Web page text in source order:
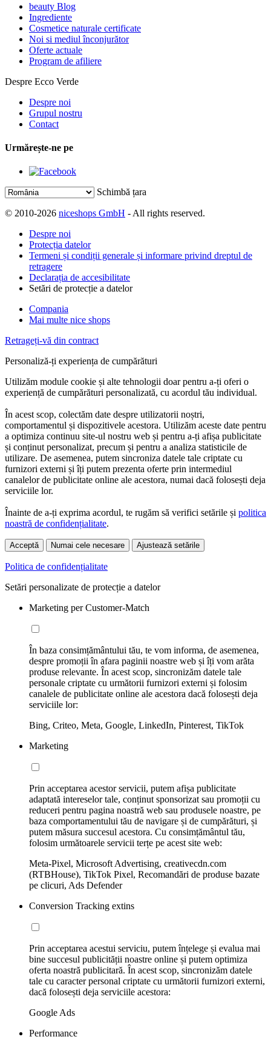
beauty Blog
Ingrediente
Cosmetice naturale certificate
Noi si mediul înconjurător
Oferte actuale
Program de afiliere
Despre Ecco Verde
Despre noi
Grupul nostru
Contact
Urmărește-ne pe
Schimbă țara
© 2010-2026 niceshops GmbH - All rights reserved.
Despre noi
Protecția datelor
Termeni și condiții generale și informare privind dreptul de
retragere
Declarația de accesibilitate
Setări de protecție a datelor
Compania
Mai multe nice shops
Retrageți-vă din contract
Personaliză-ți experiența de cumpărături
Utilizăm module cookie și alte tehnologii doar pentru a-ți oferi o
experiență de cumpărături personalizată, cu acordul tău individual.
În acest scop, colectăm date despre utilizatorii noștri,
comportamentul și dispozitivele acestora. Utilizăm aceste date pentru
a optimiza continuu site-ul nostru web și pentru a-ți afișa publicitate
și conținut personalizat, precum și pentru a analiza statisticile de
utilizare. De asemenea, putem sincroniza datele tale criptate cu
furnizori externi și îți putem prezenta oferte prin intermediul
canalelor de publicitate online ale acestora, numai dacă folosești deja
serviciile lor.
Înainte de a-ți exprima acordul, te rugăm să verifici setările și politica
noastră de confidențialitate.
Acceptă Numai cele necesare Ajustează setările
Politica de confidențialitate
Setări personalizate de protecție a datelor
Marketing per Customer-Match
În baza consimțământului tău, te vom informa, de asemenea,
despre promoții în afara paginii noastre web și îți vom arăta
produse relevante. În acest scop, sincronizăm datele tale
personale criptate cu următorii furnizori externi și folosim
canalele de publicitate online ale acestora dacă folosești deja
serviciile lor:
Bing, Criteo, Meta, Google, LinkedIn, Pinterest, TikTok
Marketing
Prin acceptarea acestor servicii, putem afișa publicitate
adaptată intereselor tale, conținut sponsorizat sau promoții cu
reduceri pentru pagina noastră web sau produsele noastre, pe
baza comportamentului tău de navigare și de cumpărături, și
putem măsura succesul acestora. Cu consimțământul tău,
folosim următoarele servicii terțe pe acest site web:
Meta-Pixel, Microsoft Advertising, creativecdn.com
(RTBHouse), TikTok Pixel, Recomandări de produse bazate
pe clicuri, Ads Defender
Conversion Tracking extins
Prin acceptarea acestui serviciu, putem înțelege și evalua mai
bine succesul publicității noastre online și putem optimiza
oferta noastră publicitară. În acest scop, sincronizăm datele
tale cu caracter personal criptate cu următorii furnizori externi,
dacă folosești deja serviciile acestora:
Google Ads
Performance